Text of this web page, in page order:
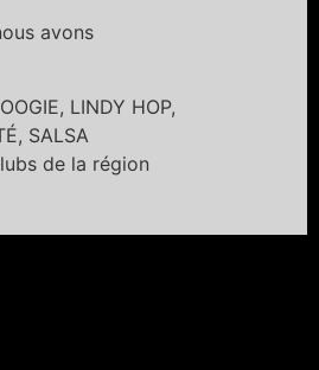
avons
LINDY HOP,
SALSA
de la région